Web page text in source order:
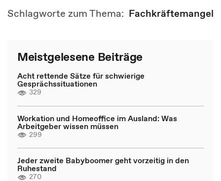
Schlagworte zum Thema: Fachkräftemangel
Meistgelesene Beiträge
Acht rettende Sätze für schwierige
Gesprächssituationen
329
Workation und Homeoffice im Ausland: Was
Arbeitgeber wissen müssen
299
Jeder zweite Babyboomer geht vorzeitig in den
Ruhestand
270